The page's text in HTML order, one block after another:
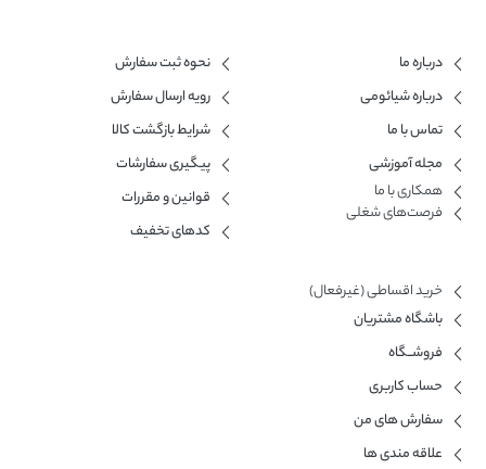
درباره ما
درباره شیائومی
تماس با ما
مجله آموزشی
همکاری با ما​
فرصت‌های شغلی
نحوه ثبت سفارش
رویه ارسال سفارش
شرایط بازگشت کالا
پیگیری سفارشات
قوانین و مقررات
کدهای تخفیف
خرید اقساطی (غیرفعال)
باشگاه مشتریان
فروشــگاه
حساب کاربری
سفارش های من
علاقه مندی ها